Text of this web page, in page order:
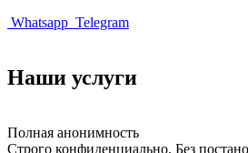
Whatsapp Telegram
Наши услуги
Полная анонимность
Строго конфиденциально. Без